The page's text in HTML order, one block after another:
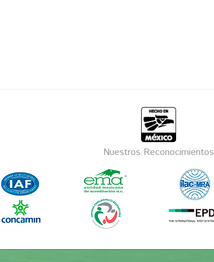
Nuestros Reconocimientos